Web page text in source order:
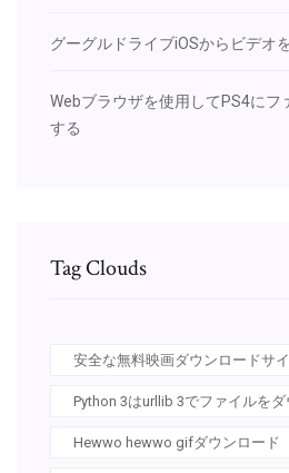
グーグルドライブiOSからビデオ
Webブラウザを使用してPS4にフ
する
Tag Clouds
安全な無料映画ダウンロードサ
Python 3はurllib 3でファイルを
Hewwo hewwo gifダウンロード